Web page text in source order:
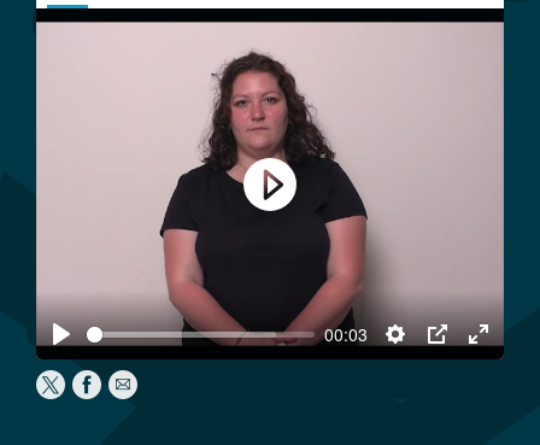
Play
00:03
Settings
PIP
Enter
Play